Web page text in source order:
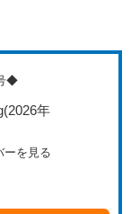
◆
(2026年
ーを見る